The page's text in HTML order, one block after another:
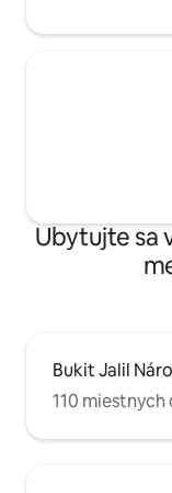
Ubytujte sa
Bukit Jalil
110